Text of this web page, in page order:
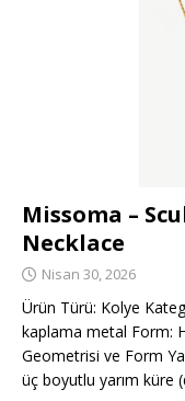
Missoma –
Necklace
Nisan 30, 2026
Ürün Türü: Kolye
kaplama metal Form:
Geometrisi ve Form
üç boyutlu yarım küre